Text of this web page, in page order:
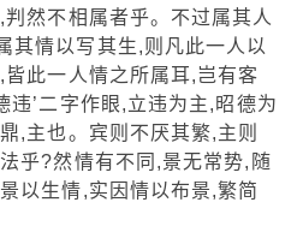
然不相属者乎。不过属其人
其情以写其生,则凡此一人以
此一人情之所属耳,岂有客
违’二字作眼,立违为主,昭德为
,主也。宾则不厌其繁,主则
乎?然情有不同,景无常势,随
以生情,实因情以布景,繁简